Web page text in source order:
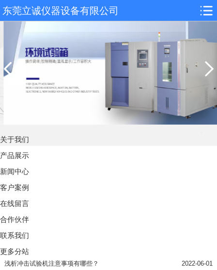
东莞立诚仪器设备有限公司
关于我们
产品展示
新闻中心
客户案例
在线留言
合作伙伴
联系我们
更多分站
浅析冲击试验机注意事项有哪些？ 2022-06-01